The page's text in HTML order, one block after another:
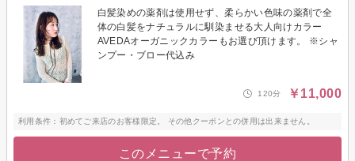
白髪染めの薬剤は使用せず、柔らかい色味の薬剤で全
体の白髪をナチュラルに馴染ませる大人向けカラー
AVEDAオーガニックカラーもお選び頂けます。 ※シャ
ンプー・ブロー代込み
120分 ￥11,000
利用条件：初めてご来店のお客様限定。 その他クーポンとの併用は出来ません。
このメニューで予約